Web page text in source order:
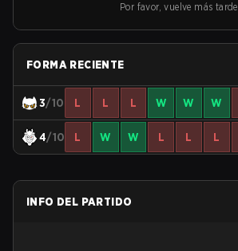
Por favor, vuelve más tarde
FORMA RECIENTE
3/10 L L L W W W
4/10 L W W L L L
INFO DEL PARTIDO